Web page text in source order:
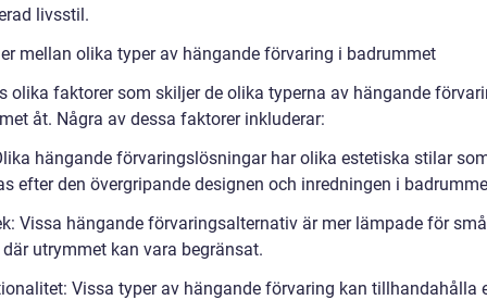
livsstil.
mellan olika typer av hängande förvaring i badrummet
olika faktorer som skiljer de olika typerna av hängande
åt. Några av dessa faktorer inkluderar:
hängande förvaringslösningar har olika estetiska stilar
efter den övergripande designen och inredningen i
Vissa hängande förvaringsalternativ är mer lämpade för små
utrymmet kan vara begränsat.
Vissa typer av hängande förvaring kan tillhandahålla